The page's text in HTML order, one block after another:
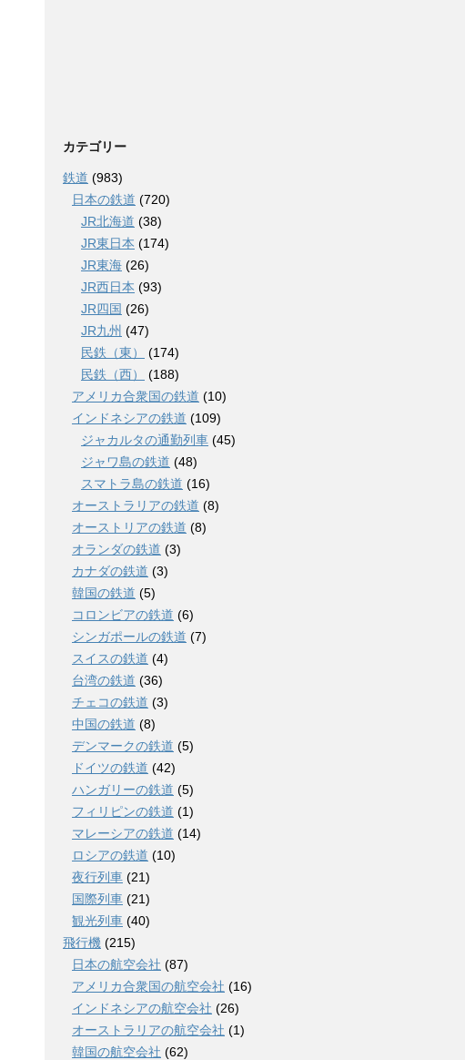
カテゴリー
鉄道 (983)
日本の鉄道 (720)
JR北海道 (38)
JR東日本 (174)
JR東海 (26)
JR西日本 (93)
JR四国 (26)
JR九州 (47)
民鉄（東）
(174)
民鉄（西）
(188)
アメリカ合衆国の鉄道 (10)
インドネシアの鉄道 (109)
ジャカルタの通勤列車 (45)
ジャワ島の鉄道 (48)
スマトラ島の鉄道 (16)
オーストラリアの鉄道 (8)
オーストリアの鉄道 (8)
オランダの鉄道 (3)
カナダの鉄道 (3)
韓国の鉄道 (5)
コロンビアの鉄道 (6)
シンガポールの鉄道 (7)
スイスの鉄道 (4)
台湾の鉄道 (36)
チェコの鉄道 (3)
中国の鉄道 (8)
デンマークの鉄道 (5)
ドイツの鉄道 (42)
ハンガリーの鉄道 (5)
フィリピンの鉄道 (1)
マレーシアの鉄道 (14)
ロシアの鉄道 (10)
夜行列車 (21)
国際列車 (21)
観光列車 (40)
飛行機 (215)
日本の航空会社 (87)
アメリカ合衆国の航空会社 (16)
インドネシアの航空会社 (26)
オーストラリアの航空会社 (1)
韓国の航空会社 (62)